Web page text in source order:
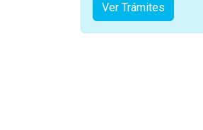
Ver Trámites